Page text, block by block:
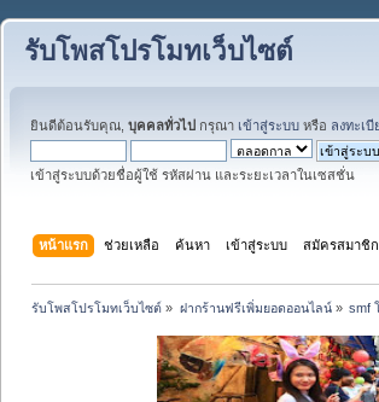
รับโพสโปรโมทเว็บไซต์
ยินดีต้อนรับคุณ, บุคคลทั่วไป กรุณา เข้าสู่ระบบ หรือ ลงทะเ
เข้าสู่ระบบด้วยชื่อผู้ใช้ รหัสผ่าน และระยะเวลาในเซสชั่น
หน้าแรก ช่วยเหลือ ค้นหา เข้าสู่ระบบ สมัครสมาชิก
รับโพสโปรโมทเว็บไซต์ » ฝากร้านฟรีเพิ่มยอดออนไลน์» smf